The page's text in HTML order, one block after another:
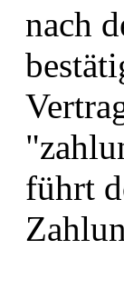
nach
führt